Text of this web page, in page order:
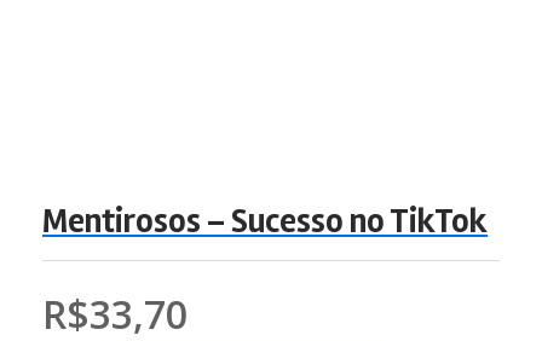
Mentirosos – Sucesso no TikTok
R$33,70